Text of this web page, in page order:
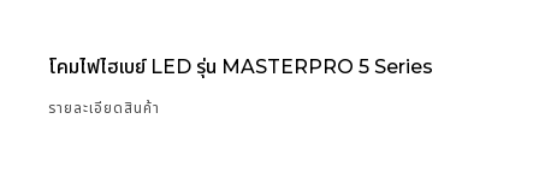
โคมไฟไฮเบย์ LED รุ่น MASTERPRO 5 Series
รายละเอียดสินค้า